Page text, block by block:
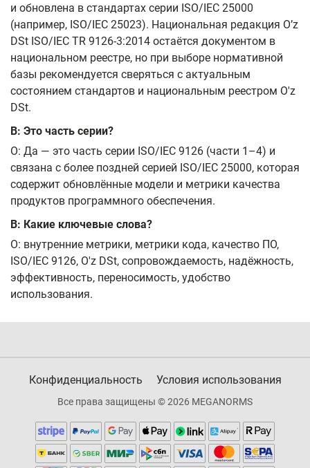
и обновлена в стандартах серии ISO/IEC 25000
(например, ISO/IEC 25023). Национальная редакция O’z
DSt ISO/IEC TR 9126-3:2014 остаётся документом в
национальном реестре, но при выборе нормативной
базы рекомендуется сверяться с актуальным
состоянием стандартов и национальным реестром O'z
DSt.
В: Это часть серии?
О: Да — это часть серии ISO/IEC 9126 (части 1–4) и
связана с более поздней серией ISO/IEC 25000, которая
содержит обновлённые модели и метрики качества
продуктов программного обеспечения.
В: Какие ключевые слова?
О: внутренние метрики, метрики кода, качество ПО,
ISO/IEC 9126, O'z DSt, сопровождаемость, надёжность,
эффективность, переносимость, удобство
использования.
Конфиденциальность Условия использования
Все права защищены © 2026 MEGANORMS